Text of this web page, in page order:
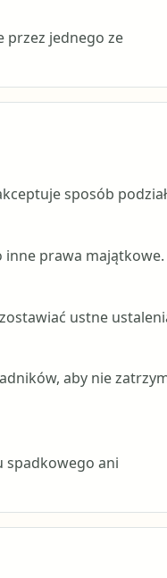
przez jednego ze
sposób
prawa majątkowe.
ustne
aby nie
spadkowego ani